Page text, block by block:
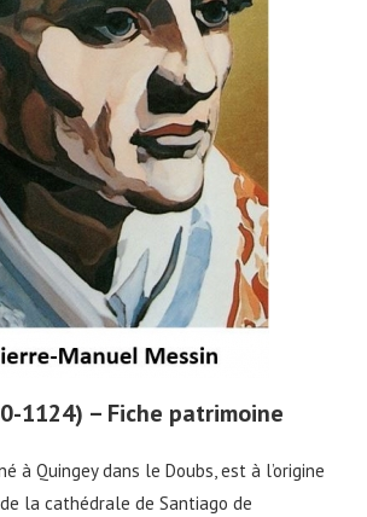
1124) – Fiche patrimoine
à Quingey dans le Doubs, est à l’origine
la cathédrale de Santiago de